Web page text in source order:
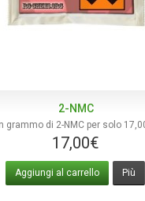
2-NMC
grammo di 2-NMC per solo
17,00€
Aggiungi al carrello Più